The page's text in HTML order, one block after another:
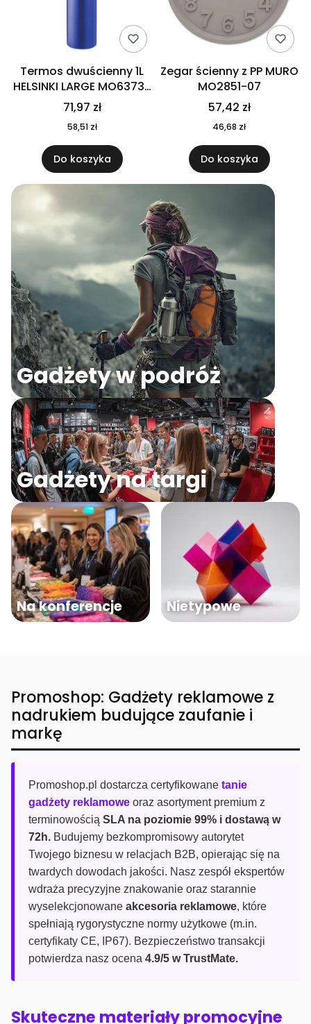
Termos dwuścienny 1L
HELSINKI LARGE MO6373-
04
71,97 zł
58,51 zł
Do koszyka
Zegar ścienny z PP MURO
MO2851-07
57,42 zł
46,68 zł
Do koszyka
Gadżety w podróż
Gadżety na targi
Na konferencje Nietypowe
Promoshop: Gadżety reklamowe z
nadrukiem budujące zaufanie i
markę
Promoshop.pl dostarcza certyfikowane tanie
gadżety reklamowe oraz asortyment premium z
terminowością SLA na poziomie 99% i dostawą w
72h. Budujemy bezkompromisowy autorytet
Twojego biznesu w relacjach B2B, opierając się na
twardych dowodach jakości. Nasz zespół ekspertów
wdraża precyzyjne znakowanie oraz starannie
wyselekcjonowane akcesoria reklamowe, które
spełniają rygorystyczne normy użytkowe (m.in.
certyfikaty CE, IP67). Bezpieczeństwo transakcji
potwierdza nasz ocena 4.9/5 w TrustMate.
Skuteczne materiały promocyjne